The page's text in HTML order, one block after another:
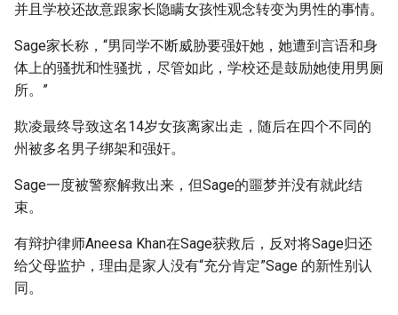
并且学校还故意跟家长隐瞒女孩性观念转变为男性的事情。
Sage家长称，“男同学不断威胁要强奸她，她遭到言语和身
体上的骚扰和性骚扰，尽管如此，学校还是鼓励她使用男厕
所。”
欺凌最终导致这名14岁女孩离家出走，随后在四个不同的
州被多名男子绑架和强奸。
Sage一度被警察解救出来，但Sage的噩梦并没有就此结
束。
有辩护律师Aneesa Khan在Sage获救后，反对将Sage归还
给父母监护，理由是家人没有“充分肯定”Sage 的新性别认
同。